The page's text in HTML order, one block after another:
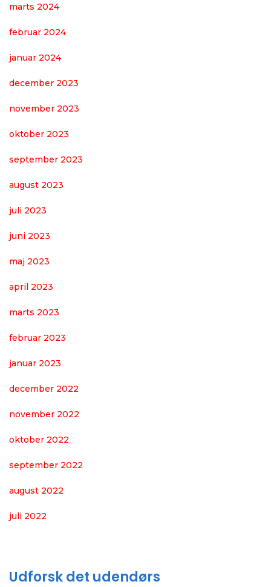
marts 2024
februar 2024
januar 2024
december 2023
november 2023
oktober 2023
september 2023
august 2023
juli 2023
juni 2023
maj 2023
april 2023
marts 2023
februar 2023
januar 2023
december 2022
november 2022
oktober 2022
september 2022
august 2022
juli 2022
Udforsk det udendørs